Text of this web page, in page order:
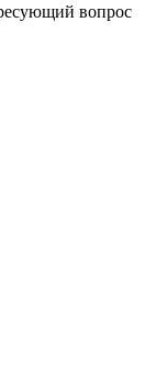
вопрос